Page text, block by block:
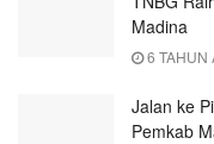
Madina
6 TAHUN
Jalan ke
Pemkab